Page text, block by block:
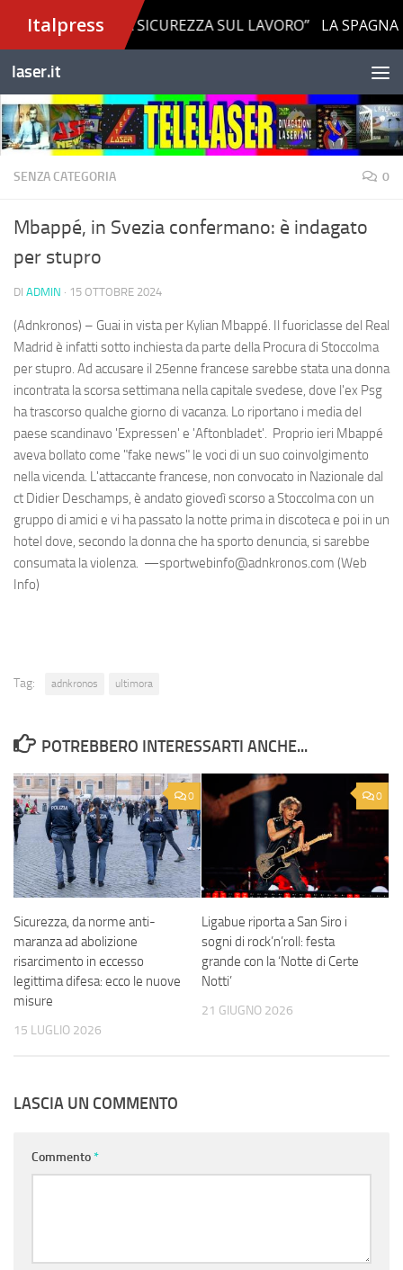
Salta al contenuto
laser.it
SENZA CATEGORIA 0
Mbappé, in Svezia confermano: è indagato
per stupro
DI ADMIN · 15 OTTOBRE 2024
(Adnkronos) – Guai in vista per Kylian Mbappé. Il fuoriclasse del Real
Madrid è infatti sotto inchiesta da parte della Procura di Stoccolma
per stupro. Ad accusare il 25enne francese sarebbe stata una donna
incontrata la scorsa settimana nella capitale svedese, dove l'ex Psg
ha trascorso qualche giorno di vacanza. Lo riportano i media del
paese scandinavo 'Expressen' e 'Aftonbladet'. Proprio ieri Mbappé
aveva bollato come "fake news" le voci di un suo coinvolgimento
nella vicenda. L'attaccante francese, non convocato in Nazionale dal
ct Didier Deschamps, è andato giovedì scorso a Stoccolma con un
gruppo di amici e vi ha passato la notte prima in discoteca e poi in un
hotel dove, secondo la donna che ha sporto denuncia, si sarebbe
consumata la violenza. —sportwebinfo@adnkronos.com (Web
Info)
Tag: adnkronos ultimora
POTREBBERO INTERESSARTI ANCHE...
0
Sicurezza, da norme anti-
maranza ad abolizione
risarcimento in eccesso
legittima difesa: ecco le nuove
misure
15 LUGLIO 2026
0
Ligabue riporta a San Siro i
sogni di rock’n’roll: festa
grande con la ‘Notte di Certe
Notti’
21 GIUGNO 2026
LASCIA UN COMMENTO
Commento*